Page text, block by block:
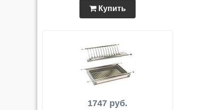
Купить
1747 руб.